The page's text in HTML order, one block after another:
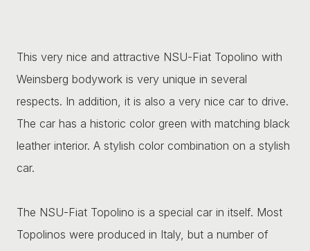
This very nice and attractive NSU-Fiat Topolino with
Weinsberg bodywork is very unique in several
respects. In addition, it is also a very nice car to drive.
The car has a historic color green with matching black
leather interior. A stylish color combination on a stylish
car.
The NSU-Fiat Topolino is a special car in itself. Most
Topolinos were produced in Italy, but a number of